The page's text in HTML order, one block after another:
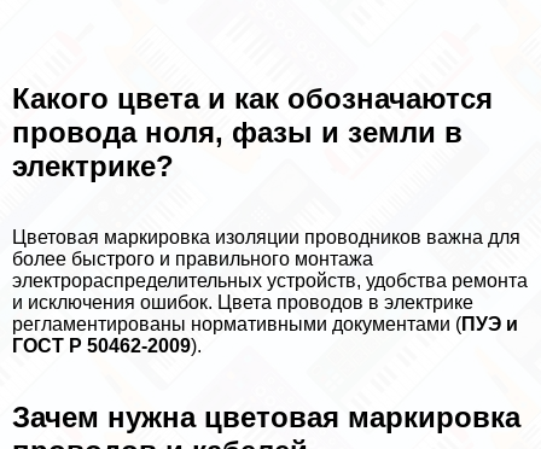
Какого цвета и как обозначаются
провода ноля, фазы и земли в
электрике?
Цветовая маркировка изоляции проводников важна для
более быстрого и правильного монтажа
электрораспределительных устройств, удобства ремонта
и исключения ошибок. Цвета проводов в электрике
регламентированы нормативными документами (ПУЭ и
ГОСТ Р 50462-2009).
Зачем нужна цветовая маркировка